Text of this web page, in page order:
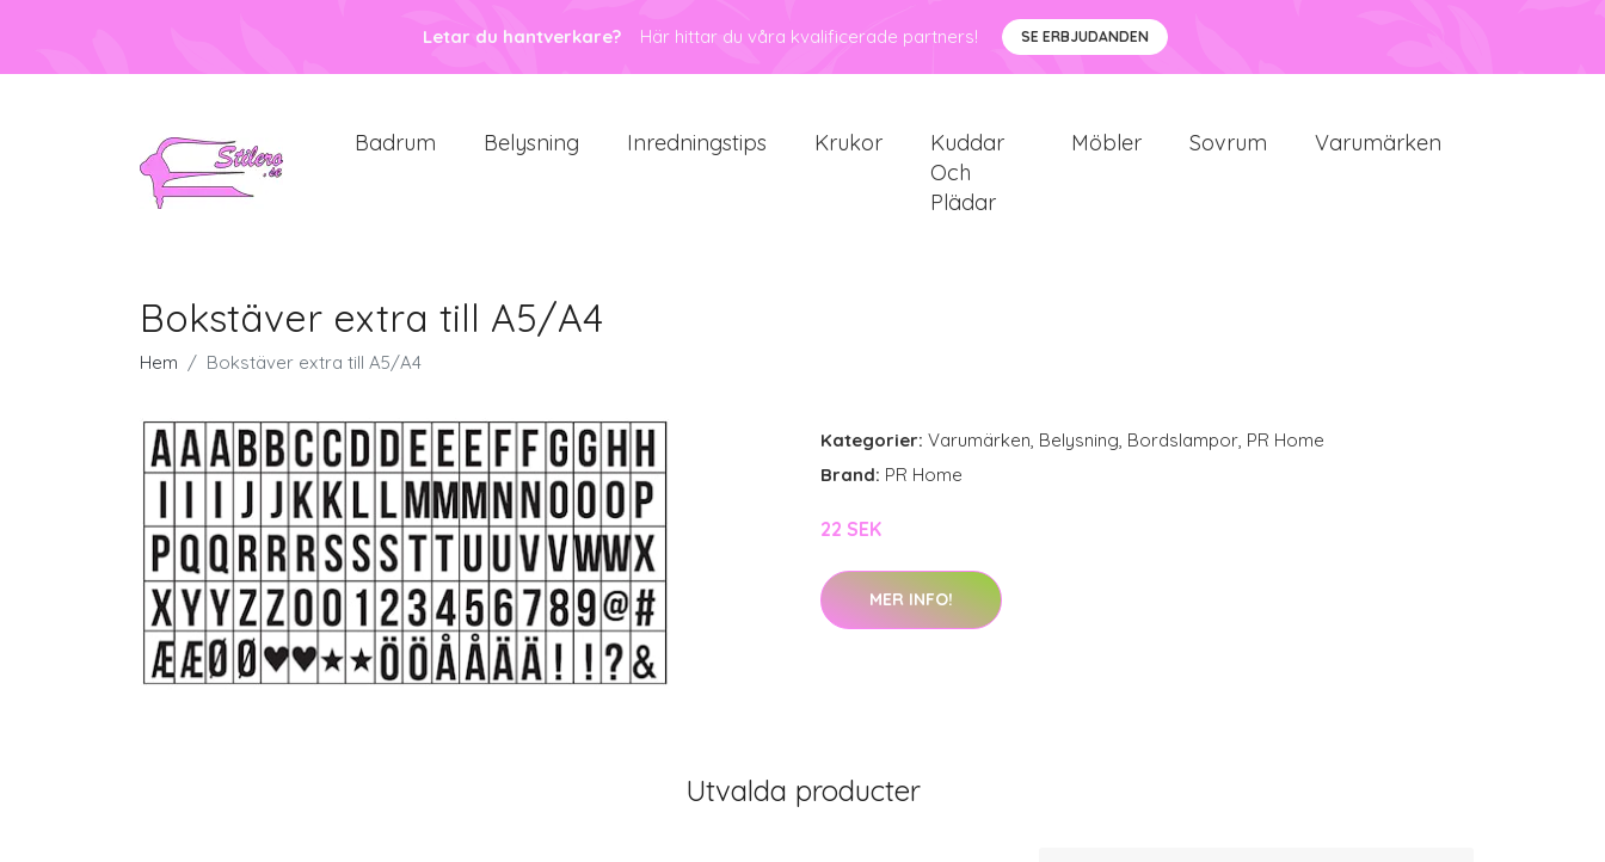
Letar du hantverkare? Här hittar du våra kvalificerade partners! SE ERBJUDANDEN
Badrum Belysning Inredningstips Krukor
Kuddar
Och
Plädar
Möbler Sovrum Varumärken
Bokstäver extra till A5/A4
Hem Bokstäver extra till A5/A4
Kategorier: Varumärken, Belysning, Bordslampor, PR Home
Brand: PR Home
22 SEK
MER INFO!
Utvalda producter